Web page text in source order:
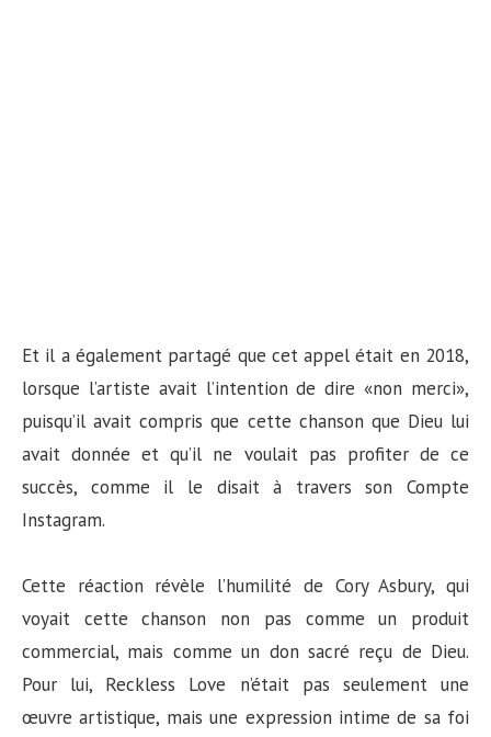
Et il a également partagé que cet appel était en 2018,
lorsque l’artiste avait l’intention de dire «non merci»,
puisqu’il avait compris que cette chanson que Dieu lui
avait donnée et qu’il ne voulait pas profiter de ce
succès, comme il le disait à travers son Compte
Instagram.
Cette réaction révèle l’humilité de Cory Asbury, qui
voyait cette chanson non pas comme un produit
commercial, mais comme un don sacré reçu de Dieu.
Pour lui, Reckless Love n’était pas seulement une
œuvre artistique, mais une expression intime de sa foi